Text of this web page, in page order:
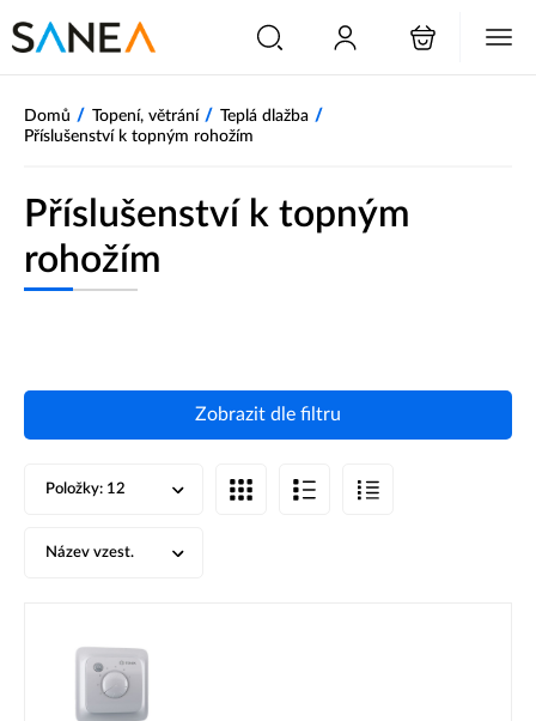
Domů / Topení, větrání / Teplá dlažba /
Příslušenství k topným rohožím
Příslušenství k topným
rohožím
Zobrazit dle filtru
Položky: 12
Název vzest.